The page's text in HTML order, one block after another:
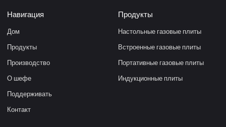
Навигация
Дом
Продукты
Производство
О шефе
Поддерживать
Контакт
Продукты
Настольные газовые плиты
Встроенные газовые плиты
Портативные газовые плиты
Индукционные плиты